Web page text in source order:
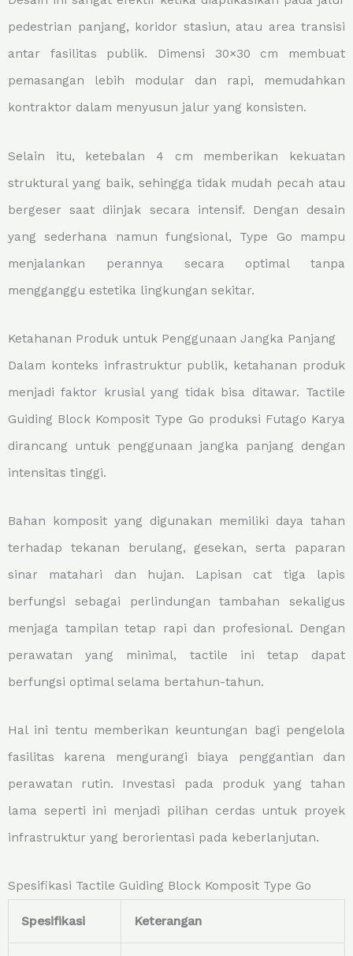
pedestrian panjang, koridor stasiun, atau area transisi
antar fasilitas publik. Dimensi 30×30 cm membuat
pemasangan lebih modular dan rapi, memudahkan
kontraktor dalam menyusun jalur yang konsisten.
Selain itu, ketebalan 4 cm memberikan kekuatan
struktural yang baik, sehingga tidak mudah pecah atau
bergeser saat diinjak secara intensif. Dengan desain
yang sederhana namun fungsional, Type Go mampu
menjalankan perannya secara optimal tanpa
mengganggu estetika lingkungan sekitar.
Ketahanan Produk untuk Penggunaan Jangka Panjang
Dalam konteks infrastruktur publik, ketahanan produk
menjadi faktor krusial yang tidak bisa ditawar. Tactile
Guiding Block Komposit Type Go produksi Futago Karya
dirancang untuk penggunaan jangka panjang dengan
intensitas tinggi.
Bahan komposit yang digunakan memiliki daya tahan
terhadap tekanan berulang, gesekan, serta paparan
sinar matahari dan hujan. Lapisan cat tiga lapis
berfungsi sebagai perlindungan tambahan sekaligus
menjaga tampilan tetap rapi dan profesional. Dengan
perawatan yang minimal, tactile ini tetap dapat
berfungsi optimal selama bertahun-tahun.
Hal ini tentu memberikan keuntungan bagi pengelola
fasilitas karena mengurangi biaya penggantian dan
perawatan rutin. Investasi pada produk yang tahan
lama seperti ini menjadi pilihan cerdas untuk proyek
infrastruktur yang berorientasi pada keberlanjutan.
Spesifikasi Tactile Guiding Block Komposit Type Go
Spesifikasi Keterangan